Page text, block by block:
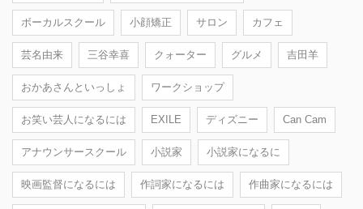
ボーカルスクール 小顔矯正 サロン カフェ
芸名由来 三谷幸喜 クォーター グルメ 吉田羊
おかあさんといっしょ ワークショップ
お笑い芸人になるには EXILE ディズニー Can Cam
アナウンサースクール 小説家 小説家になるに
映画監督になるには 作詞家になるには 作曲家になるには